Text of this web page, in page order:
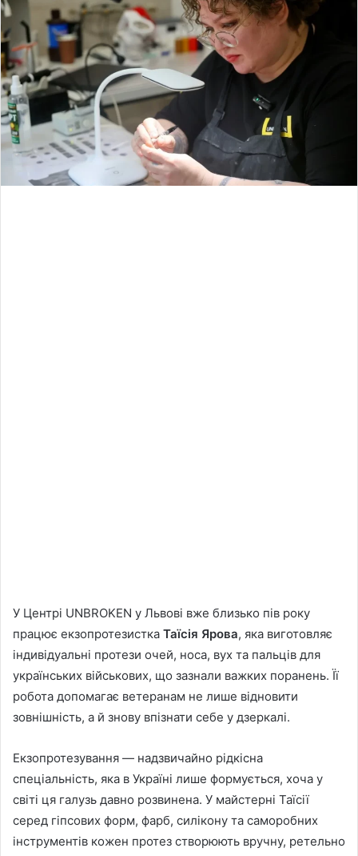
У Центрі UNBROKEN у Львові вже близько пів року
працює екзопротезистка Таїсія Ярова, яка виготовляє
індивідуальні протези очей, носа, вух та пальців для
українських військових, що зазнали важких поранень. Її
робота допомагає ветеранам не лише відновити
зовнішність, а й знову впізнати себе у дзеркалі.
Екзопротезування — надзвичайно рідкісна
спеціальність, яка в Україні лише формується, хоча у
світі ця галузь давно розвинена. У майстерні Таїсії
серед гіпсових форм, фарб, силікону та саморобних
інструментів кожен протез створюють вручну, ретельно